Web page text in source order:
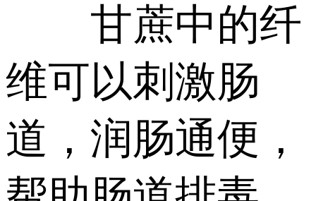
甘蔗中的纤
维可以刺激肠
道，润肠通便，